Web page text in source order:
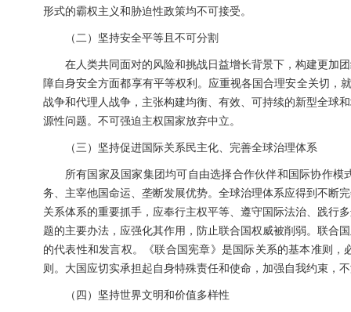
形式的霸权主义和胁迫性政策均不可接受。
（二）坚持安全平等且不可分割
在人类共同面对的风险和挑战日益增长背景下，构建更加
障自身安全方面都享有平等权利。应重视各国合理安全关切，
战争和代理人战争，主张构建均衡、有效、可持续的新型全球
源性问题。不可强迫主权国家放弃中立。
（三）坚持促进国际关系民主化、完善全球治理体系
所有国家及国家集团均可自由选择合作伙伴和国际协作
务、主宰他国命运、垄断发展优势。全球治理体系应得到不断
关系体系的重要抓手，应奉行主权平等、遵守国际法治、践行
题的主要办法，应强化其作用，防止联合国权威被削弱。联合
的代表性和发言权。《联合国宪章》是国际关系的基本准则
则。大国应切实承担起自身特殊责任和使命，加强自我约束，
（四）坚持世界文明和价值多样性